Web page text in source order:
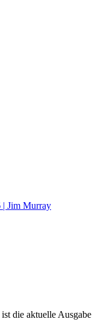
ist die aktuelle Ausgabe